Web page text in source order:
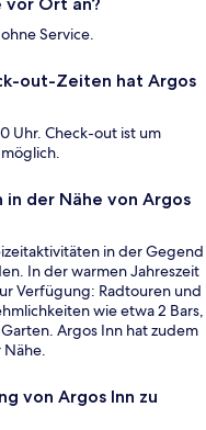
Service.
out-Zeiten hat Argos
Uhr. Check-out ist um
der Nähe von Argos
in der Gegend
In der warmen Jahreszeit
Verfügung: Radtouren und
wie etwa 2 Bars,
Argos Inn hat zudem
Nähe.
von Argos Inn zu